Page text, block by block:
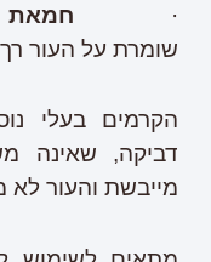
· חמאת
שומרת על העור
הקרמים בעלי
דביקה, שאינה
מייבשת והעור לא